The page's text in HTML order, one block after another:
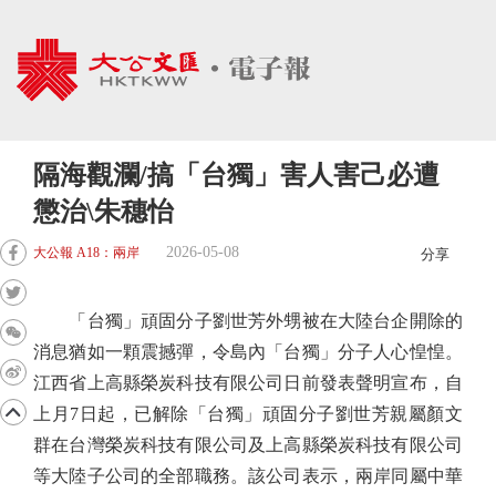
隔海觀瀾/搞「台獨」害人害己必遭
懲治\朱穗怡
大公報 A18：兩岸 2026-05-08 分享
「台獨」頑固分子劉世芳外甥被在大陸台企開除的
消息猶如一顆震撼彈，令島內「台獨」分子人心惶惶。
江西省上高縣榮炭科技有限公司日前發表聲明宣布，自
上月7日起，已解除「台獨」頑固分子劉世芳親屬顏文
群在台灣榮炭科技有限公司及上高縣榮炭科技有限公司
等大陸子公司的全部職務。該公司表示，兩岸同屬中華